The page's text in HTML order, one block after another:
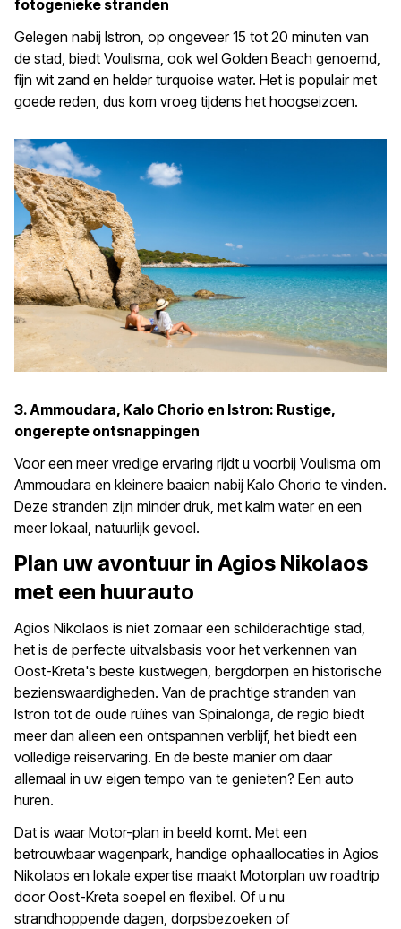
fotogenieke stranden
Gelegen nabij Istron, op ongeveer 15 tot 20 minuten van
de stad, biedt Voulisma, ook wel Golden Beach genoemd,
fijn wit zand en helder turquoise water. Het is populair met
goede reden, dus kom vroeg tijdens het hoogseizoen.
3. Ammoudara, Kalo Chorio en Istron: Rustige,
ongerepte ontsnappingen
Voor een meer vredige ervaring rijdt u voorbij Voulisma om
Ammoudara en kleinere baaien nabij Kalo Chorio te vinden.
Deze stranden zijn minder druk, met kalm water en een
meer lokaal, natuurlijk gevoel.
Plan uw avontuur in Agios Nikolaos
met een huurauto
Agios Nikolaos is niet zomaar een schilderachtige stad,
het is de perfecte uitvalsbasis voor het verkennen van
Oost-Kreta's beste kustwegen, bergdorpen en historische
bezienswaardigheden. Van de prachtige stranden van
Istron tot de oude ruïnes van Spinalonga, de regio biedt
meer dan alleen een ontspannen verblijf, het biedt een
volledige reiservaring. En de beste manier om daar
allemaal in uw eigen tempo van te genieten? Een auto
huren.
Dat is waar Motor-plan in beeld komt. Met een
betrouwbaar wagenpark, handige ophaallocaties in Agios
Nikolaos en lokale expertise maakt Motorplan uw roadtrip
door Oost-Kreta soepel en flexibel. Of u nu
strandhoppende dagen, dorpsbezoeken of